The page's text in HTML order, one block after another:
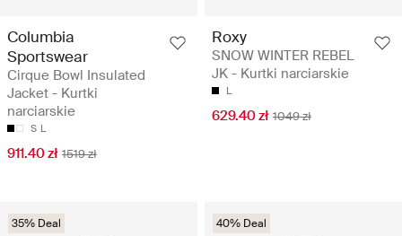
Columbia
Sportswear
Cirque Bowl Insulated
Jacket - Kurtki
narciarskie
S L
911.40 zł 1519 zł
Roxy
SNOW WINTER REBEL
JK - Kurtki narciarskie
L
629.40 zł 1049 zł
35% Deal 40% Deal